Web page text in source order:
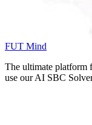
FUT Mind
The ultimate platform
use our AI SBC